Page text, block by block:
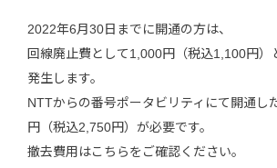
2022年6月30日までに開通の方は、
回線廃止費として1,000円（税込1,100円）
発生します。
NTTからの番号ポータビリティにて開通し
円（税込2,750円）が必要です。
撤去費用はこちらをご確認ください。